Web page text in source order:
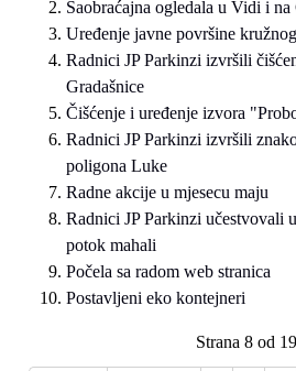
Saobraćajna ogledala u Vidi i
Uređenje javne površine
Radnici JP Parkinzi izvršili
Gradašnice
Čišćenje i uređenje izvora
Radnici JP Parkinzi izvršili
poligona Luke
Radne akcije u mjesecu maju
Radnici JP Parkinzi učestvovali
potok mahali
Počela sa radom web stranica
Postavljeni eko kontejneri
Strana 8 od 19